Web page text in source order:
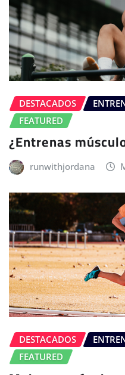
DESTACADOS
FEATURED
¿Entrenas
runwithjordana
DESTACADOS
FEATURED